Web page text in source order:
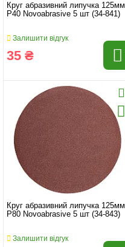
Круг абразивний липучка 125мм
P40 Novoabrasive 5 шт (34-841)
Залишити відгук
35 ₴
Круг абразивний липучка 125мм
P80 Novoabrasive 5 шт (34-843)
Залишити відгук